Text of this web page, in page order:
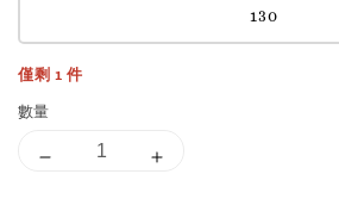
130
僅剩 1 件
數量